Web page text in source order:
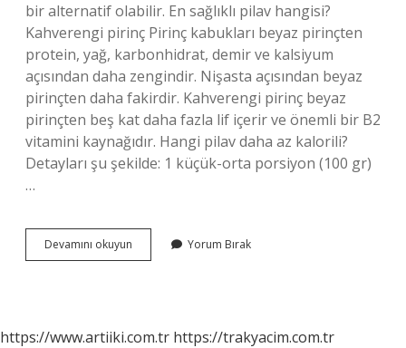
bir alternatif olabilir. En sağlıklı pilav hangisi?
Kahverengi pirinç Pirinç kabukları beyaz pirinçten
protein, yağ, karbonhidrat, demir ve kalsiyum
açısından daha zengindir. Nişasta açısından beyaz
pirinçten daha fakirdir. Kahverengi pirinç beyaz
pirinçten beş kat daha fazla lif içerir ve önemli bir B2
vitamini kaynağıdır. Hangi pilav daha az kalorili?
Detayları şu şekilde: 1 küçük-orta porsiyon (100 gr)
…
Devamını okuyun
Pilav
Yorum Bırak
https://www.artiiki.com.tr https://trakyacim.com.tr